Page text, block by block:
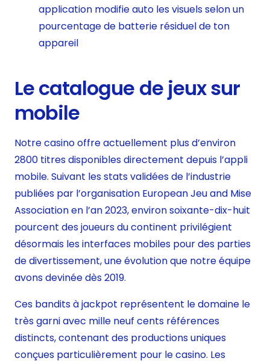
application modifie auto les visuels selon un
pourcentage de batterie résiduel de ton
appareil
Le catalogue de jeux sur
mobile
Notre casino offre actuellement plus d’environ
2800 titres disponibles directement depuis l’appli
mobile. Suivant les stats validées de l’industrie
publiées par l’organisation European Jeu and Mise
Association en l’an 2023, environ soixante-dix-huit
pourcent des joueurs du continent privilégient
désormais les interfaces mobiles pour des parties
de divertissement, une évolution que notre équipe
avons devinée dès 2019.
Ces bandits à jackpot représentent le domaine le
très garni avec mille neuf cents références
distincts, contenant des productions uniques
conçues particulièrement pour le casino. Les